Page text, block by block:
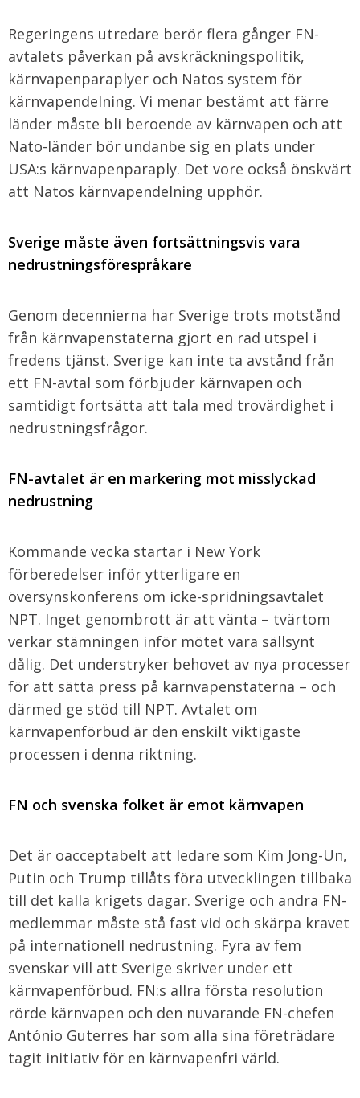
Regeringens utredare berör flera gånger FN-
avtalets påverkan på avskräckningspolitik,
kärnvapenparaplyer och Natos system för
kärnvapendelning. Vi menar bestämt att färre
länder måste bli beroende av kärnvapen och att
Nato-länder bör undanbe sig en plats under
USA:s kärnvapenparaply. Det vore också önskvärt
att Natos kärnvapendelning upphör.
Sverige måste även fortsättningsvis vara
nedrustningsförespråkare
Genom decennierna har Sverige trots motstånd
från kärnvapenstaterna gjort en rad utspel i
fredens tjänst. Sverige kan inte ta avstånd från
ett FN-avtal som förbjuder kärnvapen och
samtidigt fortsätta att tala med trovärdighet i
nedrustningsfrågor.
FN-avtalet är en markering mot misslyckad
nedrustning
Kommande vecka startar i New York
förberedelser inför ytterligare en
översynskonferens om icke-spridningsavtalet
NPT. Inget genombrott är att vänta – tvärtom
verkar stämningen inför mötet vara sällsynt
dålig. Det understryker behovet av nya processer
för att sätta press på kärnvapenstaterna – och
därmed ge stöd till NPT. Avtalet om
kärnvapenförbud är den enskilt viktigaste
processen i denna riktning.
FN och svenska folket är emot kärnvapen
Det är oacceptabelt att ledare som Kim Jong-Un,
Putin och Trump tillåts föra utvecklingen tillbaka
till det kalla krigets dagar. Sverige och andra FN-
medlemmar måste stå fast vid och skärpa kravet
på internationell nedrustning. Fyra av fem
svenskar vill att Sverige skriver under ett
kärnvapenförbud. FN:s allra första resolution
rörde kärnvapen och den nuvarande FN-chefen
António Guterres har som alla sina företrädare
tagit initiativ för en kärnvapenfri värld.